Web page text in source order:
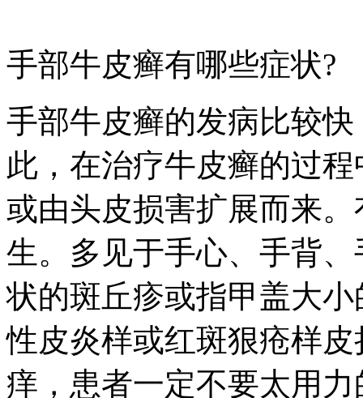
手部牛皮癣有哪些症状?
手部牛皮癣的发病比较
此，在治疗牛皮癣的过
或由头皮损害扩展而来
生。多见于手心、手背
状的斑丘疹或指甲盖大
性皮炎样或红斑狠疮样
痒，患者一定不要太用